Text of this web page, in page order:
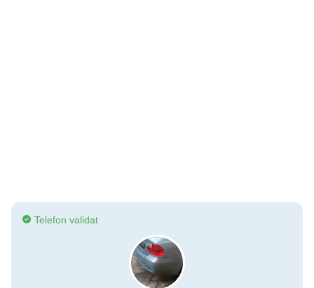
Telefon validat